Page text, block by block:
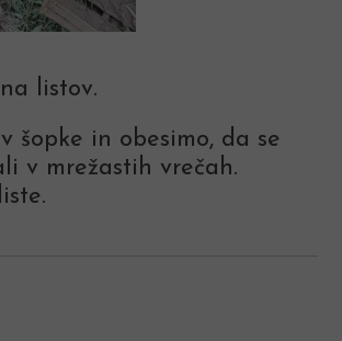
listov.
šopke in obesimo, da se
v mrežastih vrečah.